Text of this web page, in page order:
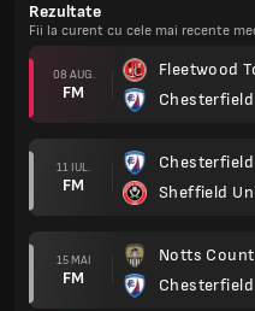
Rezultate
Fii la curent cu cele mai recente
08 AUG.
FM
Fleetwood
Chesterfield
11 IUL.
FM
Chesterfield
Sheffield
15 MAI
FM
Notts
Chesterfield